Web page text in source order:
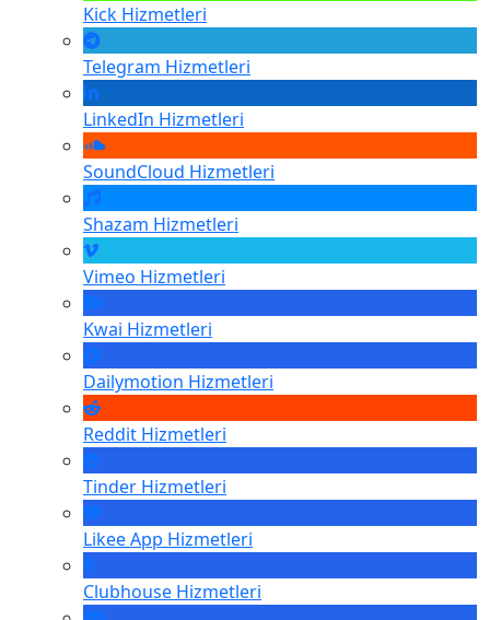
Kick Hizmetleri
Telegram Hizmetleri
LinkedIn Hizmetleri
SoundCloud Hizmetleri
Shazam Hizmetleri
Vimeo Hizmetleri
Kwai Hizmetleri
Dailymotion Hizmetleri
Reddit Hizmetleri
Tinder Hizmetleri
Likee App Hizmetleri
Clubhouse Hizmetleri